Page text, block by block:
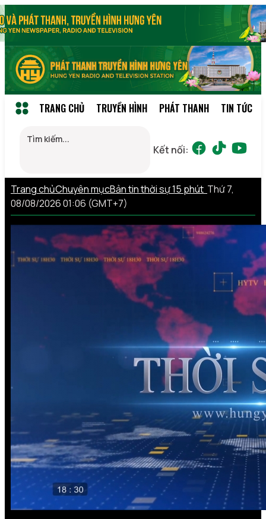
TRANG CHỦ TRUYỀN HÌNH PHÁT THANH TIN TỨC
Kết nối:
Trang chủChuyên mụcBản tin thời sự 15 phút Thứ 7,
08/08/2026 01:06 (GMT+7)